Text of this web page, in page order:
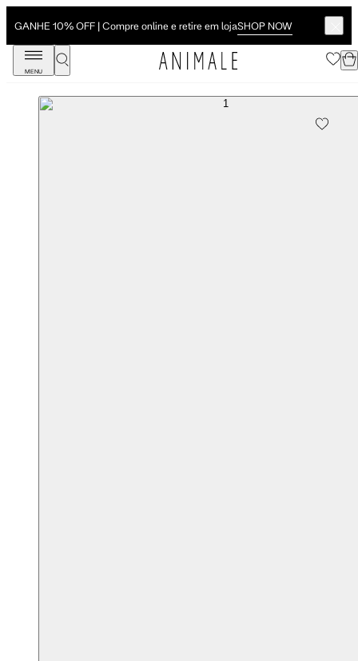
GANHE 10% OFF | Compre online e retire em lojaSHOP NOW
MENU